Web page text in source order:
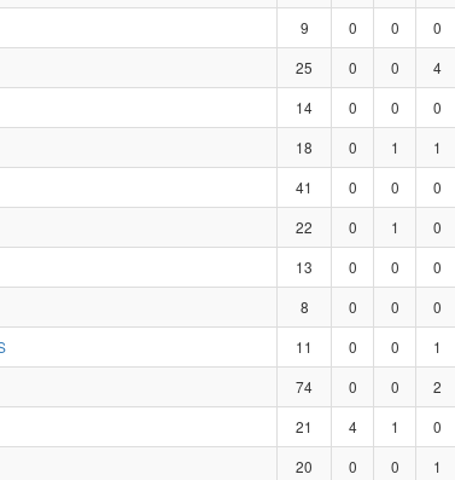
9 0 0 0
25 0 0 4
14 0 0 0
18 0 1 1
41 0 0 0
22 0 1 0
13 0 0 0
8 0 0 0
11 0 0 1
74 0 0 2
21 4 1 0
20 0 0 1